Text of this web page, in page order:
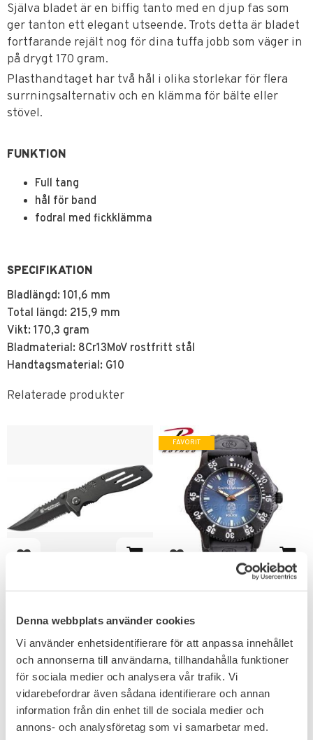
Denna webbplats använder cookies
Vi använder enhetsidentifierare för att anpassa innehållet
och annonserna till användarna, tillhandahålla funktioner
för sociala medier och analysera vår trafik. Vi
vidarebefordrar även sådana identifierare och annan
information från din enhet till de sociala medier och
annons- och analysföretag som vi samarbetar med.
Själva bladet är en biffig tanto med en djup fas som
ger tanton ett elegant utseende. Trots detta är bladet
fortfarande rejält nog för dina tuffa jobb som väger in
på drygt 170 gram.
Plasthandtaget har två hål i olika storlekar för flera
surrningsalternativ och en klämma för bälte eller
stövel.
FUNKTION
Full tang
hål för band
fodral med fickklämma
SPECIFIKATION
Bladlängd: 101,6 mm
Total längd: 215,9 mm
Vikt: 170,3 gram
Bladmaterial: 8Cr13MoV rostfritt stål
Handtagsmaterial: G10
Relaterade produkter
Bladlängd på ca. 8cm.
Lägg till i favoriter
FAVORIT